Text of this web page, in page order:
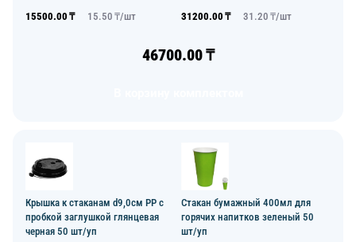
15500.00 ₸ 15.50 ₸/шт 31200.00 ₸ 31.20 ₸/шт
46700.00₸
Крышка к стаканам d9,0см PP с
пробкой заглушкой глянцевая
черная 50 шт/уп
Стакан бумажный 400мл для
горячих напитков зеленый 50
шт/уп